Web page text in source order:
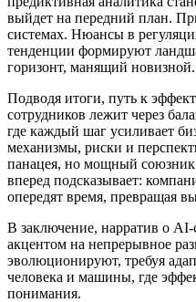
выйдет на передний план.
системах. Нюансы в
тенденции формируют
горизонт, манящий новизной.
Подводя итоги, путь к
сотрудников лежит через
где каждый шаг усиливает
механизмы, риски и
панацея, но мощный
вперед подсказывает:
опередят время, превращая
В заключение, нарратив о AI-
акцентом на непрерывное
эволюционируют, требуя
человека и машины, где
понимания.